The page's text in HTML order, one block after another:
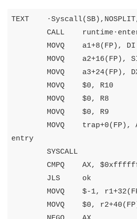
TEXT ·Syscall(SB), NOSPLIT
CALL
runtime ·
MOVQ
a1+8( FP),
DI
MOVQ
a2+16( FP),
MOVQ
a3+24( FP),
MOVQ
$0,
R10
MOVQ
$0,
R8
MOVQ
$0,
R9
MOVQ
trap+0( FP),
entry
SYSCALL
CMPQ
AX, $
JLS
ok
MOVQ
$-1, r1+32(
MOVQ
$0, r2+40( FP